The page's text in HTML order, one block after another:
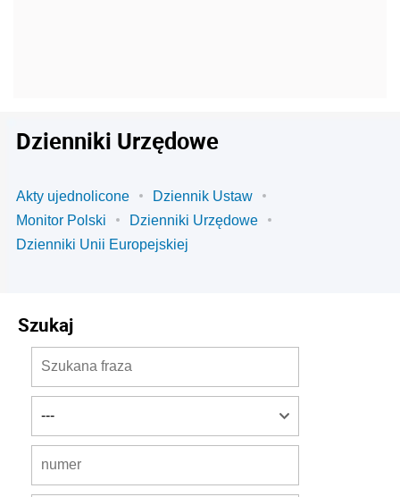
Dzienniki Urzędowe
Akty ujednolicone
Dziennik Ustaw
Monitor Polski
Dzienniki Urzędowe
Dzienniki Unii Europejskiej
Szukaj